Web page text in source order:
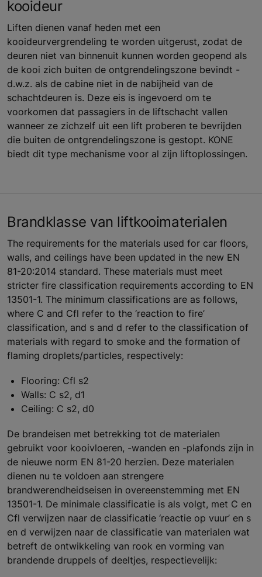
kooideur
Liften dienen vanaf heden met een
kooideurvergrendeling te worden uitgerust, zodat de
deuren niet van binnenuit kunnen worden geopend als
de kooi zich buiten de ontgrendelingszone bevindt -
d.w.z. als de cabine niet in de nabijheid van de
schachtdeuren is. Deze eis is ingevoerd om te
voorkomen dat passagiers in de liftschacht vallen
wanneer ze zichzelf uit een lift proberen te bevrijden
die buiten de ontgrendelingszone is gestopt. KONE
biedt dit type mechanisme voor al zijn liftoplossingen.
Brandklasse van liftkooimaterialen
The requirements for the materials used for car floors,
walls, and ceilings have been updated in the new EN
81-20:2014 standard. These materials must meet
stricter fire classification requirements according to EN
13501-1. The minimum classifications are as follows,
where C and Cfl refer to the ‘reaction to fire’
classification, and s and d refer to the classification of
materials with regard to smoke and the formation of
flaming droplets/particles, respectively:
Flooring: Cfl s2
Walls: C s2, d1
Ceiling: C s2, d0
De brandeisen met betrekking tot de materialen
gebruikt voor kooivloeren, -wanden en -plafonds zijn in
de nieuwe norm EN 81-20 herzien. Deze materialen
dienen nu te voldoen aan strengere
brandwerendheidseisen in overeenstemming met EN
13501-1. De minimale classificatie is als volgt, met C en
Cfl verwijzen naar de classificatie ‘reactie op vuur’ en s
en d verwijzen naar de classificatie van materialen wat
betreft de ontwikkeling van rook en vorming van
brandende druppels of deeltjes, respectievelijk: